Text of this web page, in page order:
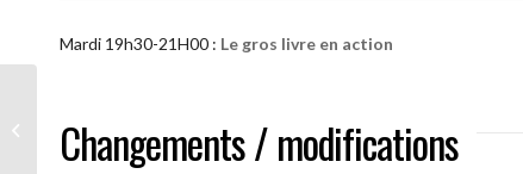
Mardi 19h30-21H00 : Le gros livre en action
Changements / modifications
action )